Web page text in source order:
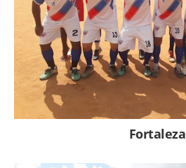
Fortaleza